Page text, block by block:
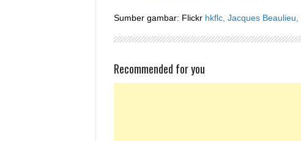
Sumber gambar: Flickr hkflc, Jacques Beaulieu,
Recommended for you